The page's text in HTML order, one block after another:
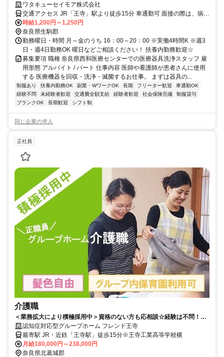
3日～OK扶養内勤務歓迎◆
ワタキューセイモア株式会社
交通アクセス JR「王寺」駅より徒歩15分 車通勤可 面接の際は、病院
駐車場をご利用ください（ご自身で負担をお願いします。）
時給1,200円～1,250円
奈良県生駒郡
勤務曜日・時間 月～金のうち 16：00～20：00 ※実働4時間K ※週3
日・週4日勤務OK 曜日などご相談ください！ 扶養内勤務歓迎☆
募集要項 職種 奈良県西和医療センターでの医療器具洗浄スタッフ 雇
用形態 アルバイト / パート 仕事内容 医師や看護師が患者さんに使用
する 医療機器を回収・洗浄・滅菌するお仕事。 まずは器具の...
制服あり 扶養内勤務OK 副業・WワークOK 長期 フリーター歓迎
車通勤OK
経験不問
未経験者歓迎 交通費全額支給 経験者歓迎 社会保険完備
制服貸与
ブランクOK
長期歓迎 シフト制
同じ企業の求人
正社員
介護職
＜業務拡大により積極採用中＞資格のない方も応相談☆経験は不問！グ
ループ内保育園も利用可能♪マイカー通勤可☆髪色・ネイル自由♪【北葛
城郡、グループホーム、介護職、正職員】
認知症対応型グループホーム フレンド王寺
最寄駅 JR・近鉄「王寺駅」徒歩15分※王寺工業高等学校横
月給180,000円～238,000円
奈良県北葛城郡